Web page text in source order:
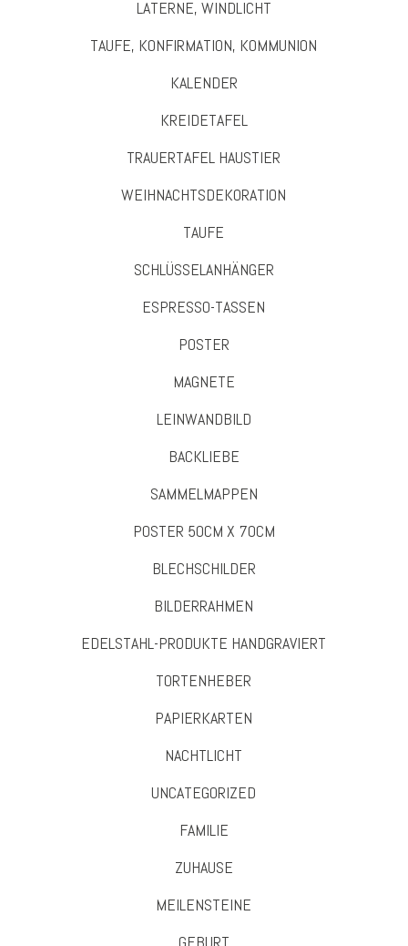
LATERNE, WINDLICHT
TAUFE, KONFIRMATION, KOMMUNION
KALENDER
KREIDETAFEL
TRAUERTAFEL HAUSTIER
WEIHNACHTSDEKORATION
TAUFE
SCHLÜSSELANHÄNGER
ESPRESSO-TASSEN
POSTER
MAGNETE
LEINWANDBILD
BACKLIEBE
SAMMELMAPPEN
POSTER 50CM X 70CM
BLECHSCHILDER
BILDERRAHMEN
EDELSTAHL-PRODUKTE HANDGRAVIERT
TORTENHEBER
PAPIERKARTEN
NACHTLICHT
UNCATEGORIZED
FAMILIE
ZUHAUSE
MEILENSTEINE
GEBURT